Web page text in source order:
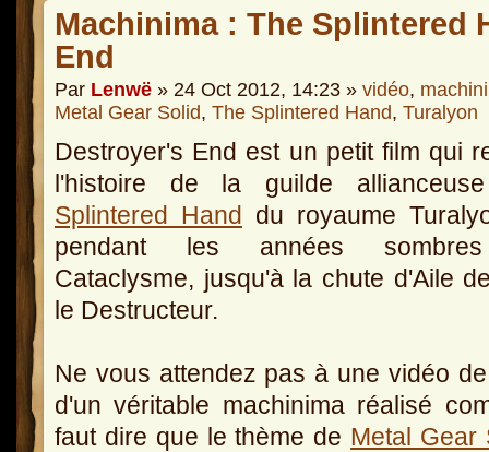
Machinima : The Splintered
End
Par Lenwë » 24 Oct 2012, 14:23 » vidéo,
Metal Gear Solid, The Splintered Hand, Turalyon
Destroyer's End est un petit film qui
l'histoire de la guilde
Splintered Hand du royaume
pendant les années
Cataclysme, jusqu'à la chute d'Aile
le Destructeur.
Ne vous attendez pas à une vidéo
d'un véritable machinima réalisé
faut dire que le thème de Metal Gear